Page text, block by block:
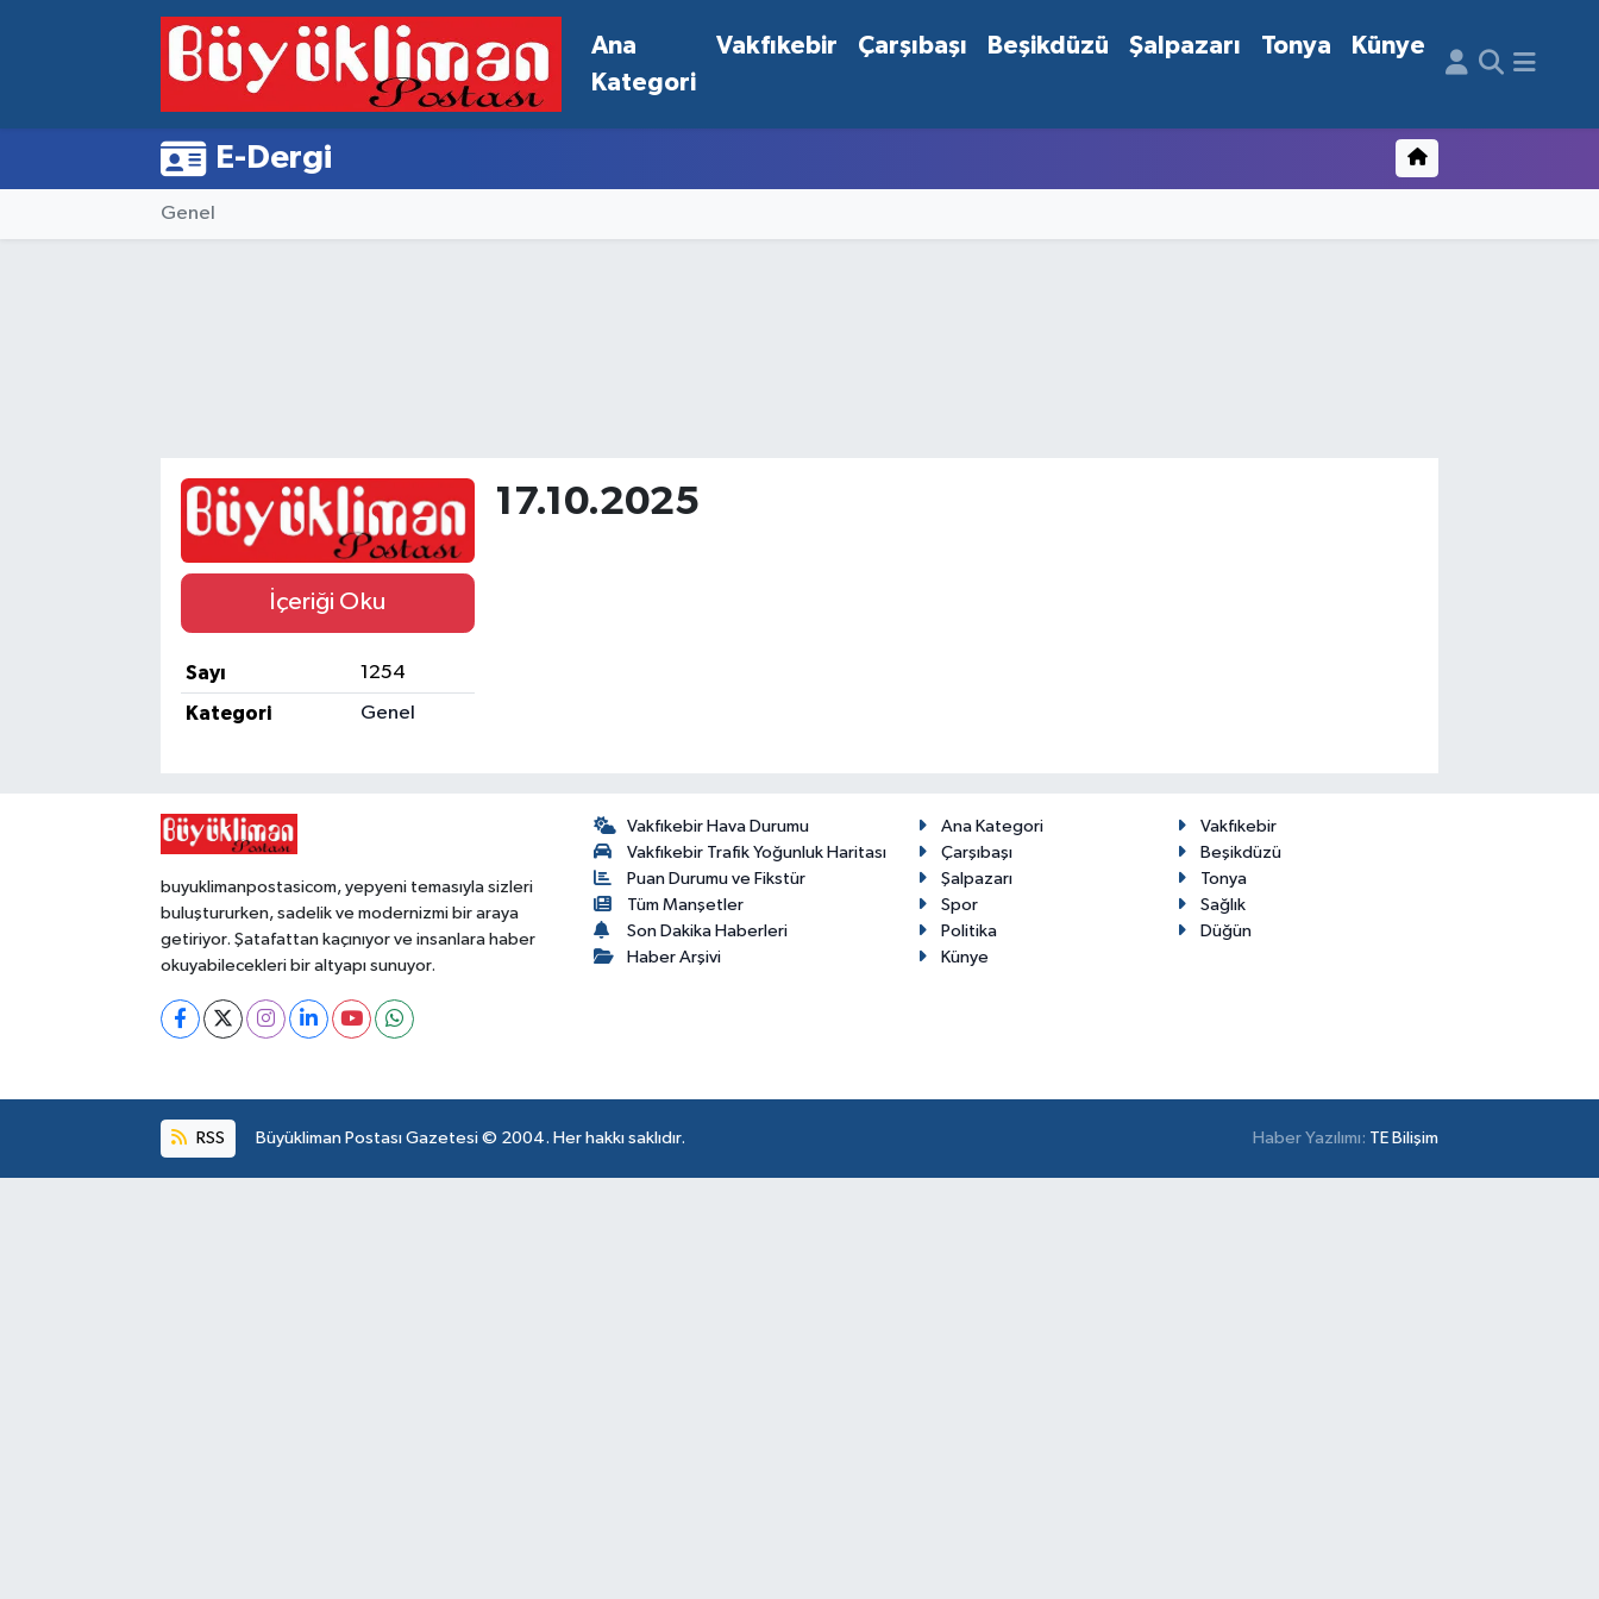
Ana
Kategori
Vakfıkebir Çarşıbaşı Beşikdüzü Şalpazarı Tonya Künye
E-Dergi
Genel
İçeriği Oku
Sayı
1254
Kategori
Genel
17.10.2025
buyuklimanpostasicom, yepyeni temasıyla sizleri
buluştururken, sadelik ve modernizmi bir araya
getiriyor. Şatafattan kaçınıyor ve insanlara haber
okuyabilecekleri bir altyapı sunuyor.
Vakfıkebir Hava Durumu
Vakfıkebir Trafik Yoğunluk Haritası
Puan Durumu ve Fikstür
Tüm Manşetler
Son Dakika Haberleri
Haber Arşivi
Ana Kategori
Vakfıkebir
Çarşıbaşı
Beşikdüzü
Şalpazarı
Tonya
Spor
Sağlık
Politika
Düğün
Künye
RSS Büyükliman Postası Gazetesi © 2004. Her hakkı saklıdır. Haber Yazılımı: TE Bilişim
Vakfıkebir Hava Durumu
Vakfıkebir Trafik Yoğunluk Haritası
Süper Lig Puan Durumu ve Fikstür